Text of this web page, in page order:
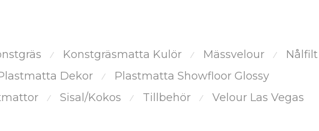
⁄ Konstgräsmatta Kulör ⁄ Mässvelour ⁄ Nålfilt
Dekor ⁄ Plastmatta Showfloor Glossy
⁄ Sisal/Kokos ⁄ Tillbehör ⁄ Velour Las Vegas